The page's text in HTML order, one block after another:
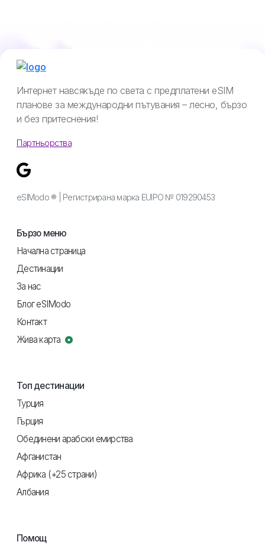
Интернет навсякъде по света с предплатени eSIM
планове за международни пътувания – лесно, бързо
и без притеснения!
Партньорства
eSIModo ® | Регистрирана марка EUIPO № 019290453
Бързо меню
Начална страница
Дестинации
За нас
Блог eSIModo
Контакт
Жива карта
Топ дестинации
Турция
Гърция
Обединени арабски емирства
Афганистан
Африка (+25 страни)
Албания
Помощ